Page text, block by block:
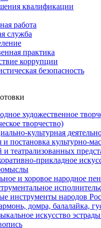
квалификации
работа
служба
практика
коррупции
безопасность
художественное
творчество)
культурная
и постановка культурно-
и театрализованных
прикладное
и хоровое народное
инструменты народов
домра, балалайка,
искусство